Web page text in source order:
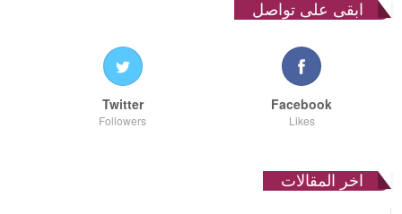
ابقى على تواصل
Facebook
Likes
Twitter
Followers
اخر المقالات